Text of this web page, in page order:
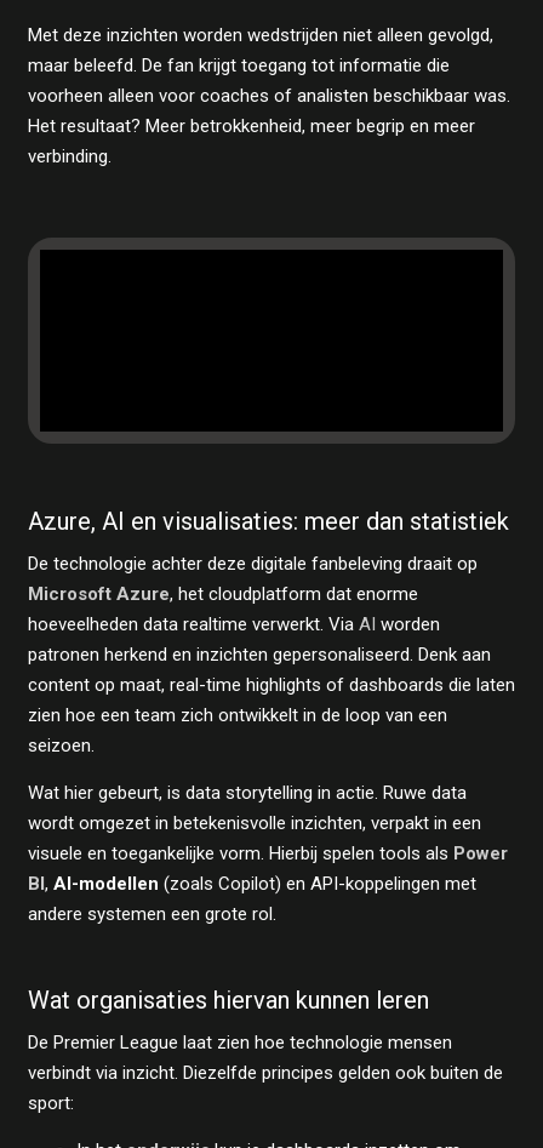
Met deze inzichten worden wedstrijden niet alleen gevolgd,
maar beleefd. De fan krijgt toegang tot informatie die
voorheen alleen voor coaches of analisten beschikbaar was.
Het resultaat? Meer betrokkenheid, meer begrip en meer
verbinding.
Azure, AI en visualisaties: meer dan statistiek
De technologie achter deze digitale fanbeleving draait op
Microsoft Azure, het cloudplatform dat enorme
hoeveelheden data realtime verwerkt. Via AI worden
patronen herkend en inzichten gepersonaliseerd. Denk aan
content op maat, real-time highlights of dashboards die laten
zien hoe een team zich ontwikkelt in de loop van een
seizoen.
Wat hier gebeurt, is data storytelling in actie. Ruwe data
wordt omgezet in betekenisvolle inzichten, verpakt in een
visuele en toegankelijke vorm. Hierbij spelen tools als Power
BI , AI-modellen (zoals Copilot) en API-koppelingen met
andere systemen een grote rol.
Wat organisaties hiervan kunnen leren
De Premier League laat zien hoe technologie mensen
verbindt via inzicht. Diezelfde principes gelden ook buiten de
sport: